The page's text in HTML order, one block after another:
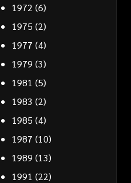
1972 (6)
1975 (2)
1977 (4)
1979 (3)
1981 (5)
1983 (2)
1985 (4)
1987 (10)
1989 (13)
1991 (22)